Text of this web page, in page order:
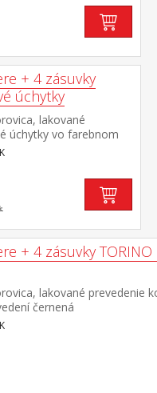
+ 4 zásuvky
úchytky
lakované
úchytky vo farebnom
1 dvierka a 4
pojazdmi
+ 4 zásuvky
lakované prevedenie
černená
s kovovými pojazdmi, 2